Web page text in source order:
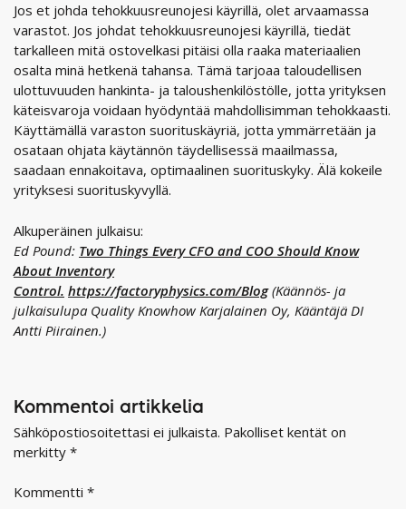
Jos et johda tehokkuusreunojesi käyrillä, olet arvaamassa
varastot. Jos johdat tehokkuusreunojesi käyrillä, tiedät
tarkalleen mitä ostovelkasi pitäisi olla raaka materiaalien
osalta minä hetkenä tahansa. Tämä tarjoaa taloudellisen
ulottuvuuden hankinta- ja taloushenkilöstölle, jotta yrityksen
käteisvaroja voidaan hyödyntää mahdollisimman tehokkaasti.
Käyttämällä varaston suorituskäyriä, jotta ymmärretään ja
osataan ohjata käytännön täydellisessä maailmassa,
saadaan ennakoitava, optimaalinen suorituskyky. Älä kokeile
yrityksesi suorituskyvyllä.
Alkuperäinen julkaisu:
Ed Pound: Two Things Every CFO and COO Should Know
About Inventory
Control. https://factoryphysics.com/Blog(Käännös- ja
julkaisulupa Quality Knowhow Karjalainen Oy, Kääntäjä DI
Antti Piirainen.)
Kommentoi artikkelia
Sähköpostiosoitettasi ei julkaista. Pakolliset kentät on
merkitty *
Kommentti *